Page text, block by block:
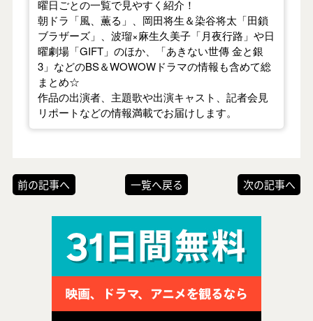
曜日ごとの一覧で見やすく紹介！
朝ドラ「風、薫る」、岡田将生＆染谷将太「田鎖
ブラザーズ」、波瑠×麻生久美子「月夜行路」や日
曜劇場「GIFT」のほか、「あきない世傳 金と銀
3」などのBS＆WOWOWドラマの情報も含めて総
まとめ☆
作品の出演者、主題歌や出演キャスト、記者会見
リポートなどの情報満載でお届けします。
前の記事へ 一覧へ戻る 次の記事へ